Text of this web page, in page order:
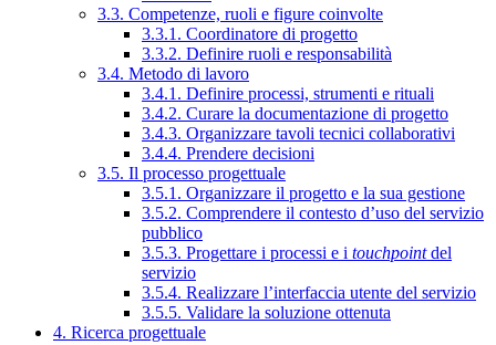
3.3. Competenze, ruoli e figure coinvolte
3.3.1. Coordinatore di progetto
3.3.2. Definire ruoli e responsabilità
3.4. Metodo di lavoro
3.4.1. Definire processi, strumenti e rituali
3.4.2. Curare la documentazione di progetto
3.4.3. Organizzare tavoli tecnici collaborativi
3.4.4. Prendere decisioni
3.5. Il processo progettuale
3.5.1. Organizzare il progetto e la sua gestione
3.5.2. Comprendere il contesto d’uso del servizio
pubblico
3.5.3. Progettare i processi e i touchpointdel
servizio
3.5.4. Realizzare l’interfaccia utente del servizio
3.5.5. Validare la soluzione ottenuta
4. Ricerca progettuale